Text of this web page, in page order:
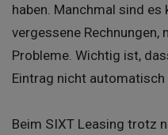
haben. Manchmal sind es
vergessene
Probleme. Wichtig ist,
Eintrag nicht
Beim SIXT Leasing trotz